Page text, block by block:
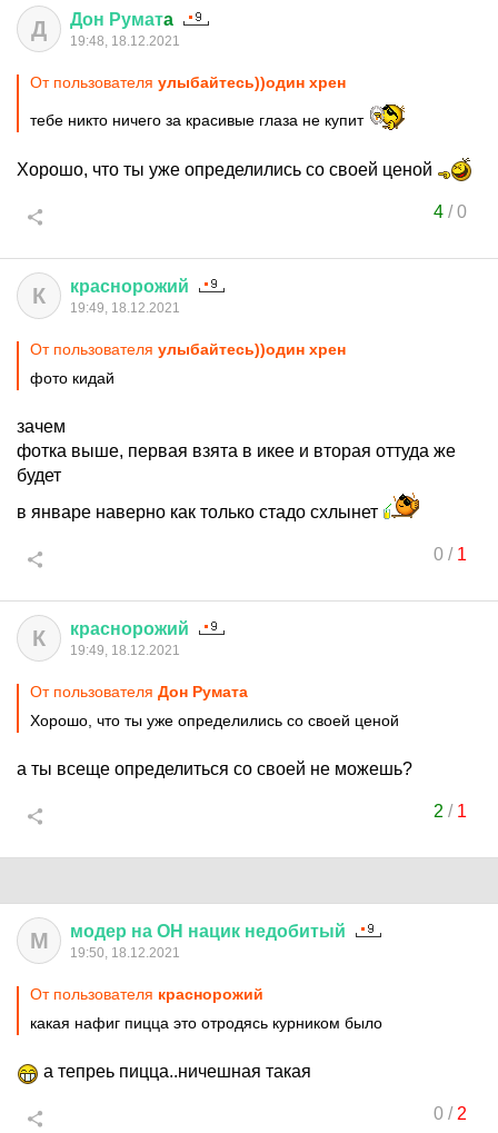
Д Дон Руматa
19:48, 18.12.2021
От пользователя улыбайтесь))один хрен
тебе никто ничего за красивые глаза не купит
Хорошо, что ты уже определились со своей ценой
4/0
К краснорожий
19:49, 18.12.2021
От пользователя улыбайтесь))один хрен
фото кидай
зачем
фотка выше, первая взята в икее и вторая оттуда же
будет
в январе наверно как только стадо схлынет
0/ 1
К краснорожий
19:49, 18.12.2021
От пользователя Дон Руматa
Хорошо, что ты уже определились со своей ценой
а ты всеще определиться со своей не можешь?
2 / 1
М модер на ОН нацик недобитый
19:50, 18.12.2021
От пользователя краснорожий
какая нафиг пицца это отродясь курником было
а тепреь пицца..ничешная такая
0/ 2